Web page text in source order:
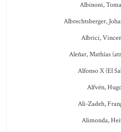
Albinoni,
Albrechtsberger,
Albrici,
Aleñar, Mathías
Alfonso X (El
Alfvén,
Ali-Zadeh,
Alimonda,